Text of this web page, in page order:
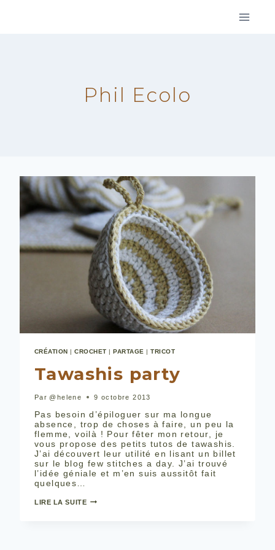
Phil Ecolo
CRÉATION |CROCHET |PARTAGE |TRICOT
Tawashis party
Par @helene 9 octobre 2013
Pas besoin d’épiloguer sur ma longue
absence, trop de choses à faire, un peu la
flemme, voilà ! Pour fêter mon retour, je
vous propose des petits tutos de tawashis.
J’ai découvert leur utilité en lisant un billet
sur le blog few stitches a day. J’ai trouvé
l’idée géniale et m’en suis aussitôt fait
quelques…
LIRE LA SUITETAWASHIS
PARTY